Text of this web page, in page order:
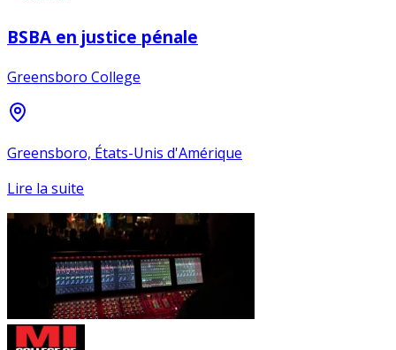
BSBA en justice pénale
Greensboro College
Greensboro, États-Unis d'Amérique
Lire la suite